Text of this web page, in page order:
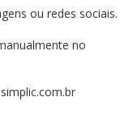
ou redes sociais.
no